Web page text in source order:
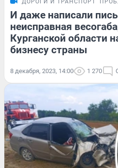
ДОРОГИ И ТРАНСПОРТ
И даже написали
неисправная
Курганской области
бизнесу страны
8 декабря, 2023, 14:00 1 270